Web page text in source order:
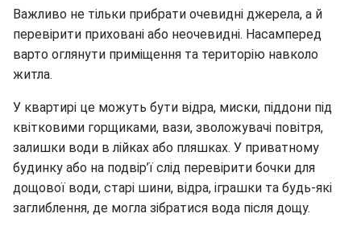
Важливо не тільки прибрати очевидні джерела, а й
перевірити приховані або неочевидні. Насамперед
варто оглянути приміщення та територію навколо
житла.
У квартирі це можуть бути відра, миски, піддони під
квітковими горщиками, вази, зволожувачі повітря,
залишки води в лійках або пляшках. У приватному
будинку або на подвір’ї слід перевірити бочки для
дощової води, старі шини, відра, іграшки та будь-які
заглиблення, де могла зібратися вода після дощу.